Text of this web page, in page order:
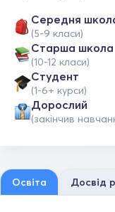
Середня
(5-9 класи)
Старша школа
(10-12 класи)
Студент
(1-6+ курси)
Дорослий
(закінчив
Освіта Досвід